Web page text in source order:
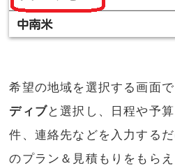
希望の地域を選択する画面で
ディブと選択し、日程や予
件、連絡先などを入力する
のプラン＆見積もりをもらえ